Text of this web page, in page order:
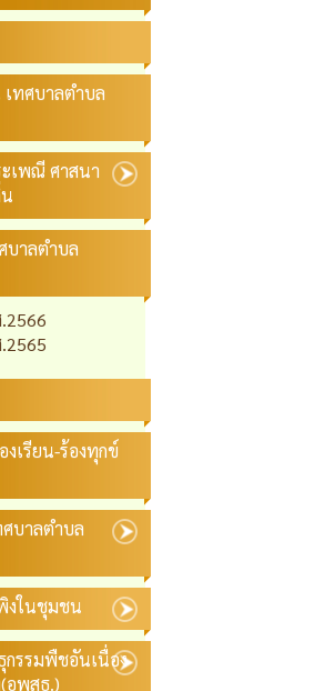
เทศบาลตำบล
เพณี ศาสนา
บาลตำบล
งเรียน-ร้องทุกข์
บาลตำบล
งในชุมชน
กรรมพืชอันเนื่อง
อพสธ.)